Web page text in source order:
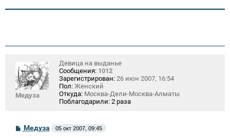
Медуза
Девица на выданье
Сообщения: 1012
Зарегистрирован: 26 июн 2007, 16:54
Пол: Женский
Откуда: Москва-Дели-Москва-Алматы
Поблагодарили: 2 раза
С
о
Медуза 05 окт 2007, 09:45